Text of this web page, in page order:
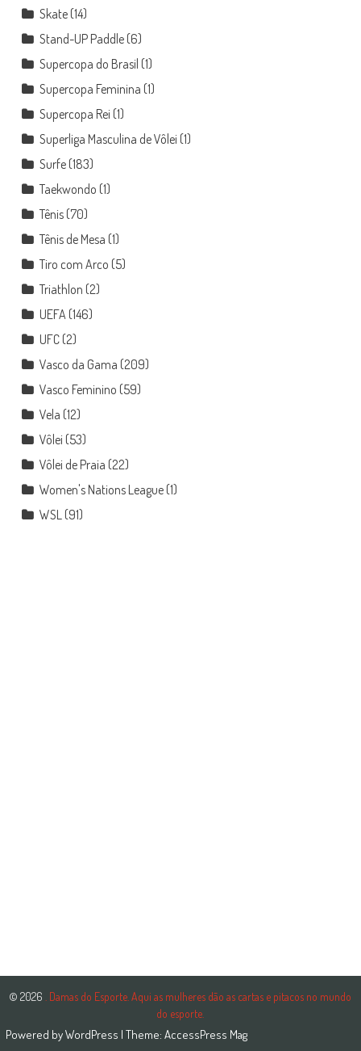
Skate(14)
Stand-UP Paddle(6)
Supercopa do Brasil (1)
Supercopa Feminina (1)
Supercopa Rei (1)
Superliga Masculina de Vôlei (1)
Surfe(183)
Taekwondo (1)
Tênis(70)
Tênis de Mesa (1)
Tiro com Arco (5)
Triathlon (2)
UEFA(146)
UFC(2)
Vasco da Gama (209)
Vasco Feminino (59)
Vela (12)
Vôlei (53)
Vôlei de Praia (22)
Women's Nations League(1)
WSL(91)
© 2026 . Damas do Esporte. Aqui as mulheres dão as cartas e pitacos no mundo
do esporte.
Powered byWordPress | Theme: AccessPress Mag